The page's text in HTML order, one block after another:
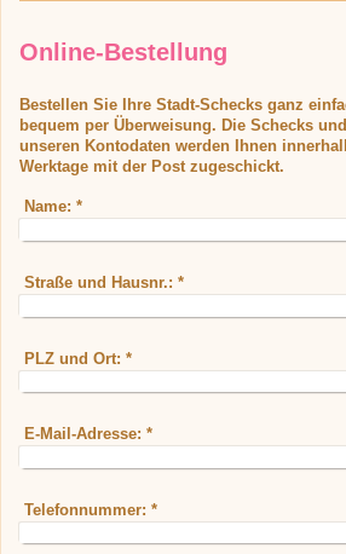
Online-Bestellung
Bestellen Sie Ihre Stadt-Schecks ganz
bequem per Überweisung. Die Schecks und eine Rechnung mit
unseren Kontodaten werden Ihnen
Werktage mit der Post zugeschickt.
Name: *
Straße und Hausnr.: *
PLZ und Ort: *
E-Mail-Adresse: *
Telefonnummer: *